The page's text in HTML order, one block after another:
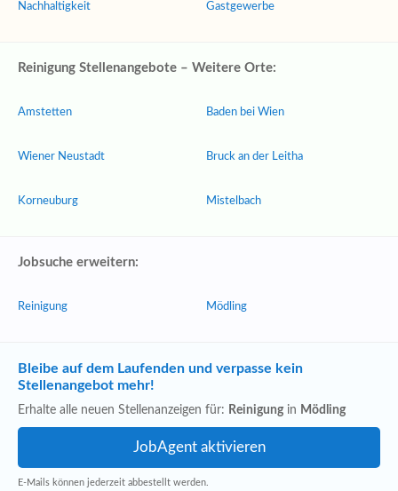
Nachhaltigkeit Gastgewerbe
Reinigung Stellenangebote – Weitere Orte:
Amstetten
Wiener Neustadt
Korneuburg
Baden bei Wien
Bruck an der Leitha
Mistelbach
Jobsuche erweitern:
Reinigung Mödling
Bleibe auf dem Laufenden und verpasse kein
Stellenangebot mehr!
Erhalte alle neuen Stellenanzeigen für: Reinigungin Mödling
E-Mails können jederzeit abbestellt werden.